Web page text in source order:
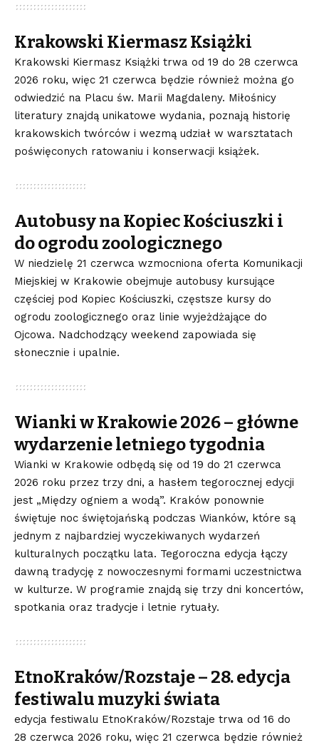
Krakowski Kiermasz Książki
Krakowski Kiermasz Książki trwa od 19 do 28 czerwca
2026 roku, więc 21 czerwca będzie również można go
odwiedzić na Placu św. Marii Magdaleny. Miłośnicy
literatury znajdą unikatowe wydania, poznają historię
krakowskich twórców i wezmą udział w warsztatach
poświęconych ratowaniu i konserwacji książek.
Autobusy na Kopiec Kościuszki i
do ogrodu zoologicznego
W niedzielę 21 czerwca wzmocniona oferta Komunikacji
Miejskiej w Krakowie obejmuje autobusy kursujące
częściej pod Kopiec Kościuszki, częstsze kursy do
ogrodu zoologicznego oraz linie wyjeżdżające do
Ojcowa. Nadchodzący weekend zapowiada się
słonecznie i upalnie.
Wianki w Krakowie 2026 – główne
wydarzenie letniego tygodnia
Wianki w Krakowie odbędą się od 19 do 21 czerwca
2026 roku przez trzy dni, a hasłem tegorocznej edycji
jest „Między ogniem a wodą”. Kraków ponownie
świętuje noc świętojańską podczas Wianków, które są
jednym z najbardziej wyczekiwanych wydarzeń
kulturalnych początku lata. Tegoroczna edycja łączy
dawną tradycję z nowoczesnymi formami uczestnictwa
w kulturze. W programie znajdą się trzy dni koncertów,
spotkania oraz tradycje i letnie rytuały.
EtnoKraków/Rozstaje – 28. edycja
festiwalu muzyki świata
edycja festiwalu EtnoKraków/Rozstaje trwa od 16 do
28 czerwca 2026 roku, więc 21 czerwca będzie również